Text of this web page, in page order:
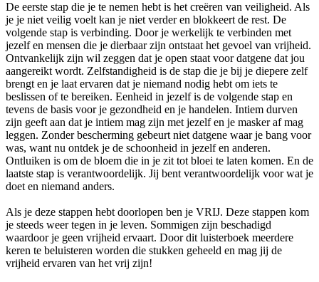
De eerste stap die je te nemen hebt is het creëren van veiligheid. Als
je je niet veilig voelt kan je niet verder en blokkeert de rest. De
volgende stap is verbinding. Door je werkelijk te verbinden met
jezelf en mensen die je dierbaar zijn ontstaat het gevoel van vrijheid.
Ontvankelijk zijn wil zeggen dat je open staat voor datgene dat jou
aangereikt wordt. Zelfstandigheid is de stap die je bij je diepere zelf
brengt en je laat ervaren dat je niemand nodig hebt om iets te
beslissen of te bereiken. Eenheid in jezelf is de volgende stap en
tevens de basis voor je gezondheid en je handelen. Intiem durven
zijn geeft aan dat je intiem mag zijn met jezelf en je masker af mag
leggen. Zonder bescherming gebeurt niet datgene waar je bang voor
was, want nu ontdek je de schoonheid in jezelf en anderen.
Ontluiken is om de bloem die in je zit tot bloei te laten komen. En de
laatste stap is verantwoordelijk. Jij bent verantwoordelijk voor wat je
doet en niemand anders.
Als je deze stappen hebt doorlopen ben je VRIJ. Deze stappen kom
je steeds weer tegen in je leven. Sommigen zijn beschadigd
waardoor je geen vrijheid ervaart. Door dit luisterboek meerdere
keren te beluisteren worden die stukken geheeld en mag jij de
vrijheid ervaren van het vrij zijn!